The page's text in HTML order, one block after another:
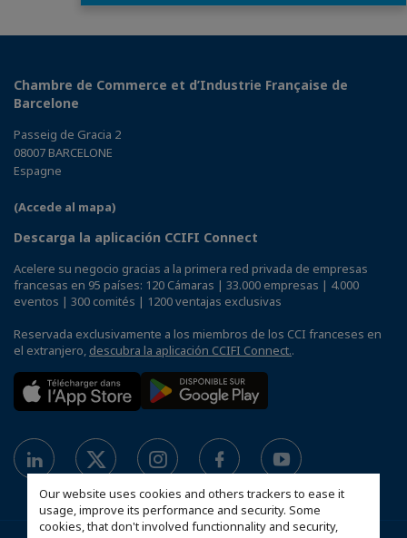
Our website uses cookies and others trackers to ease it
usage, improve its performance and security. Some
cookies, that don't involved functionnality and security,
Chambre de Commerce et d’Industrie Française de
Barcelone
Passeig de Gracia 2
08007 BARCELONE
Espagne
(Accede al mapa)
Descarga la aplicación CCIFI Connect
Acelere su negocio gracias a la primera red privada de empresas
francesas en 95 países: 120 Cámaras | 33.000 empresas | 4.000
eventos | 300 comités | 1200 ventajas exclusivas
Reservada exclusivamente a los miembros de los CCI franceses en
el extranjero, descubra la aplicación CCIFI Connect..